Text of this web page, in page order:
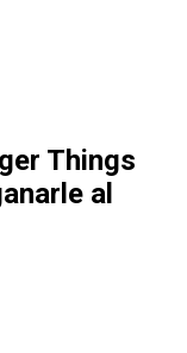
Things
al